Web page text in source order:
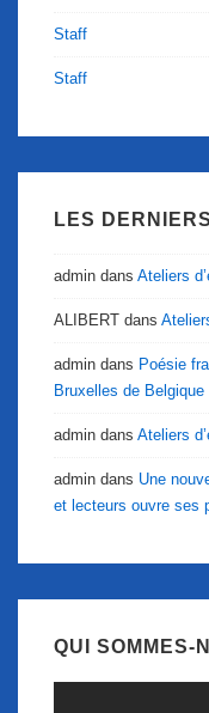
Staff
Staff
LES
admin dans Ateliers
ALIBERT dans
admin dans Poésie
Bruxelles de Belgique
admin dans Ateliers
admin dans Une
et lecteurs ouvre ses
QUI SOMMES-